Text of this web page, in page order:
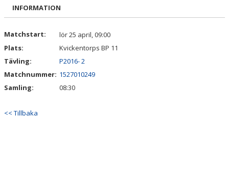
DOKUMENT
KONTAKT
INFORMATION
Matchstart:
lör 25 april, 09:00
Plats:
Kvickentorps BP 11
Tävling:
P2016- 2
Matchnummer: 1527010249
Samling:
08:30
<< Tillbaka